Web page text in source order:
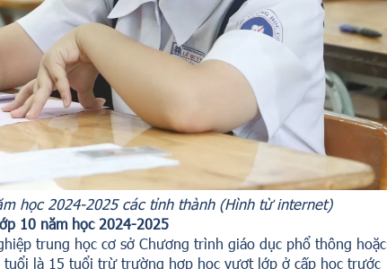
học 2024-2025 các tỉnh thành (Hình từ internet)
10 năm học 2024-2025
trung học cơ sở Chương trình giáo dục phổ thông hoặc
là 15 tuổi trừ trường hợp học vượt lớp ở cấp học trước